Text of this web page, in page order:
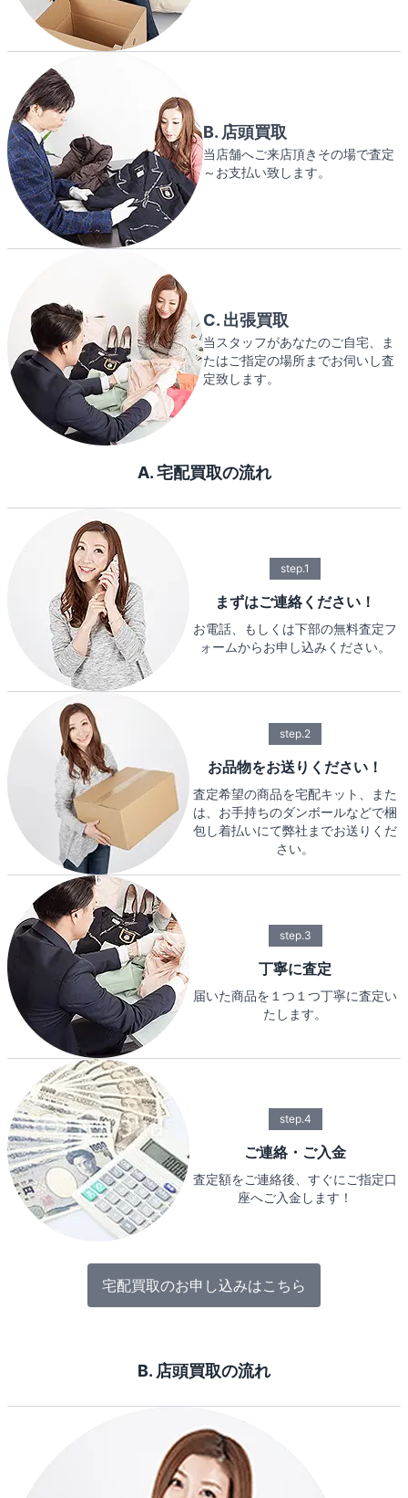
B. 店頭買取
当店舗へご来店頂きその場で査定
～お支払い致します。
C. 出張買取
当スタッフがあなたのご自宅、ま
たはご指定の場所までお伺いし査
定致します。
A. 宅配買取の流れ
step.1
まずはご連絡ください！
お電話、もしくは下部の無料査定フ
ォームからお申し込みください。
step.2
お品物をお送りください！
査定希望の商品を宅配キット、また
は、お手持ちのダンボールなどで梱
包し着払いにて弊社までお送りくだ
さい。
step.3
丁寧に査定
届いた商品を１つ１つ丁寧に査定い
たします。
step.4
ご連絡・ご入金
査定額をご連絡後、すぐにご指定口
座へご入金します！
宅配買取のお申し込みはこちら
B. 店頭買取の流れ